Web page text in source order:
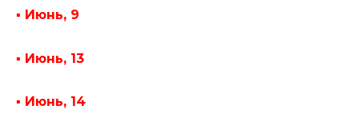
▪ Июнь, 9
▪ Июнь, 13
▪ Июнь, 14